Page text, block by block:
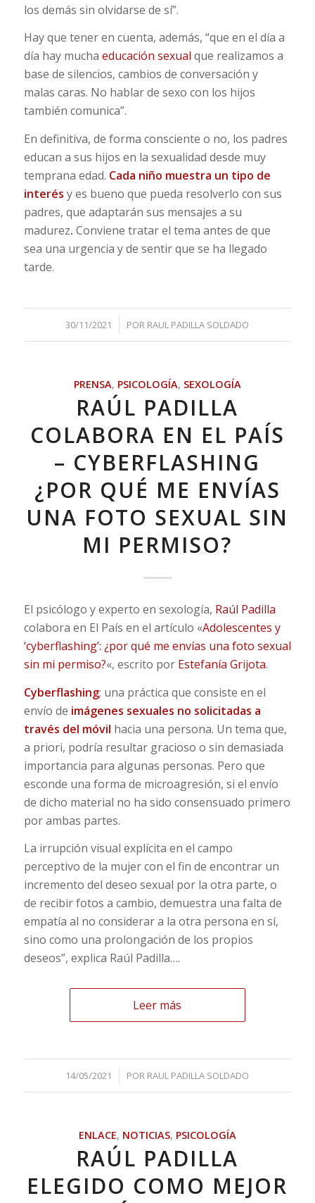
los demás sin olvidarse de sí”.
Hay que tener en cuenta, además, “que en el día a
día hay mucha educación sexual que realizamos a
base de silencios, cambios de conversación y
malas caras. No hablar de sexo con los hijos
también comunica”.
En definitiva, de forma consciente o no, los padres
educan a sus hijos en la sexualidad desde muy
temprana edad. Cada niño muestra un tipo de
interés y es bueno que pueda resolverlo con sus
padres, que adaptarán sus mensajes a su
madurez. Conviene tratar el tema antes de que
sea una urgencia y de sentir que se ha llegado
tarde.
30/11/2021
/ POR RAUL PADILLA SOLDADO
PRENSA, PSICOLOGÍA, SEXOLOGÍA
RAÚL PADILLA
COLABORA EN EL PAÍS
– CYBERFLASHING
¿POR QUÉ ME ENVÍAS
UNA FOTO SEXUAL SIN
MI PERMISO?
El psicólogo y experto en sexología, Raúl Padilla
colabora en El País en el artículo «Adolescentes y
‘cyberflashing’: ¿por qué me envías una foto sexual
sin mi permiso?«, escrito por Estefanía Grijota.
Cyberflashing; una práctica que consiste en el
envío de imágenes sexuales no solicitadas a
través del móvil hacia una persona. Un tema que,
a priori, podría resultar gracioso o sin demasiada
importancia para algunas personas. Pero que
esconde una forma de microagresión, si el envío
de dicho material no ha sido consensuado primero
por ambas partes.
La irrupción visual explícita en el campo
perceptivo de la mujer con el fin de encontrar un
incremento del deseo sexual por la otra parte, o
de recibir fotos a cambio, demuestra una falta de
empatía al no considerar a la otra persona en sí,
sino como una prolongación de los propios
deseos”, explica Raúl Padilla….
Leer más
14/05/2021
/ POR RAUL PADILLA SOLDADO
ENLACE, NOTICIAS, PSICOLOGÍA
RAÚL PADILLA
ELEGIDO COMO MEJOR